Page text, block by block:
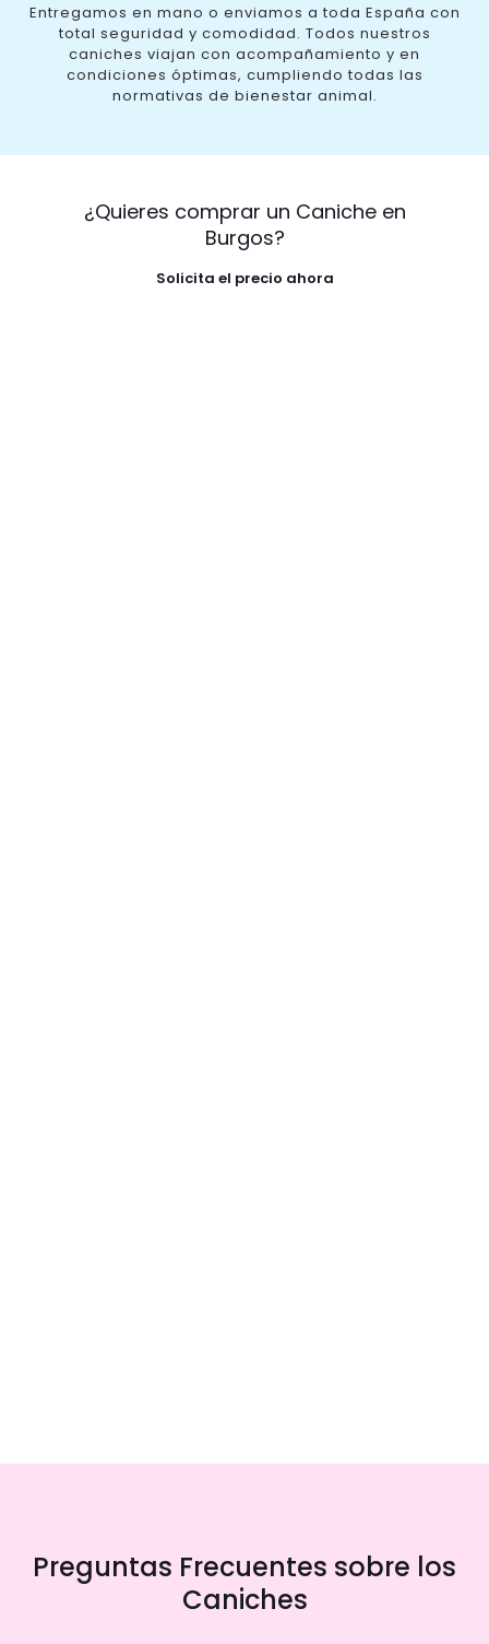
Entregamos en mano o enviamos a toda España con
total seguridad y comodidad. Todos nuestros
caniches viajan con acompañamiento y en
condiciones óptimas, cumpliendo todas las
normativas de bienestar animal.
¿Quieres comprar un Caniche en
Burgos?
Solicita el precio ahora
Preguntas Frecuentes sobre los
Caniches